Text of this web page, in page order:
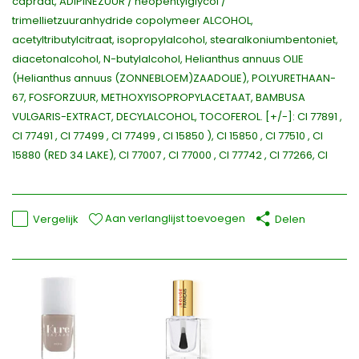
trimellietzuuranhydride copolymeer ALCOHOL,
acetyltributylcitraat, isopropylalcohol, stearalkoniumbentoniet,
diacetonalcohol, N-butylalcohol, Helianthus annuus OLIE
(Helianthus annuus (ZONNEBLOEM)ZAADOLIE), POLYURETHAAN-
67, FOSFORZUUR, METHOXYISOPROPYLACETAAT, BAMBUSA
VULGARIS-EXTRACT, DECYLALCOHOL, TOCOFEROL. [+/-]: CI 77891 ,
CI 77491 , CI 77499 , CI 77499 , CI 15850 ), CI 15850 , CI 77510 , CI
15880 (RED 34 LAKE), CI 77007 , CI 77000 , CI 77742 , CI 77266, CI
Vergelijk Aan verlanglijst toevoegen Delen